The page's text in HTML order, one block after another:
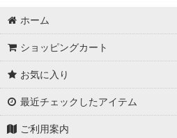
ホーム
ショッピングカート
お気に入り
最近チェックしたアイテム
ご利用案内